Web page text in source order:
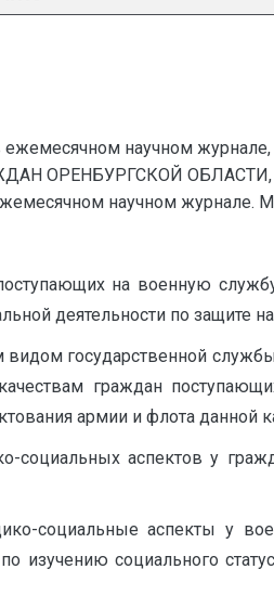
ежемесячном научном журнале,
ОРЕНБУРГСКОЙ
научном журнале.
на военную
деятельности по защите
государственной
граждан
армии и флота данной
аспектов у
социальные аспекты у
изучению социального